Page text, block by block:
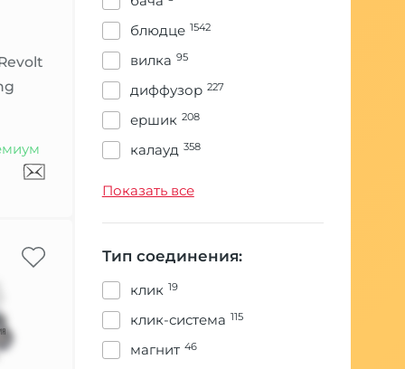
НА ГРАНИ
Электронные кальяны
блюдце 1542
вилка 95
диффузор 227
ершик 208
калауд 358
коннектор
корзина
мелассоуловитель
мундштук
Показать все
Тип соединения:
клик 19
клик-система 115
магнит 46